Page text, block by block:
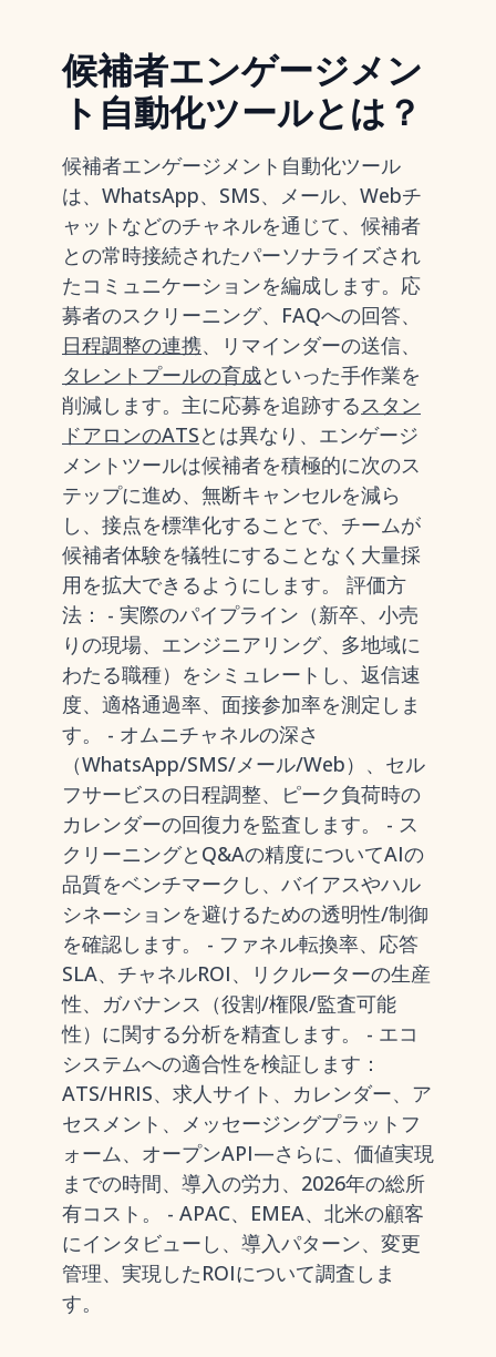
候補者エンゲージメン
ト自動化ツールとは？
候補者エンゲージメント自動化ツール
は、WhatsApp、SMS、メール、Webチ
ャットなどのチャネルを通じて、候補者
との常時接続されたパーソナライズされ
たコミュニケーションを編成します。応
募者のスクリーニング、FAQへの回答、
日程調整の連携、リマインダーの送信、
タレントプールの育成といった手作業を
削減します。主に応募を追跡するスタン
ドアロンのATSとは異なり、エンゲージ
メントツールは候補者を積極的に次のス
テップに進め、無断キャンセルを減ら
し、接点を標準化することで、チームが
候補者体験を犠牲にすることなく大量採
用を拡大できるようにします。 評価方
法： - 実際のパイプライン（新卒、小売
りの現場、エンジニアリング、多地域に
わたる職種）をシミュレートし、返信速
度、適格通過率、面接参加率を測定しま
す。 - オムニチャネルの深さ
（WhatsApp/SMS/メール/Web）、セル
フサービスの日程調整、ピーク負荷時の
カレンダーの回復力を監査します。 - ス
クリーニングとQ&Aの精度についてAIの
品質をベンチマークし、バイアスやハル
シネーションを避けるための透明性/制御
を確認します。 - ファネル転換率、応答
SLA、チャネルROI、リクルーターの生産
性、ガバナンス（役割/権限/監査可能
性）に関する分析を精査します。 - エコ
システムへの適合性を検証します：
ATS/HRIS、求人サイト、カレンダー、ア
セスメント、メッセージングプラットフ
ォーム、オープンAPI—さらに、価値実現
までの時間、導入の労力、2026年の総所
有コスト。 - APAC、EMEA、北米の顧客
にインタビューし、導入パターン、変更
管理、実現したROIについて調査しま
す。